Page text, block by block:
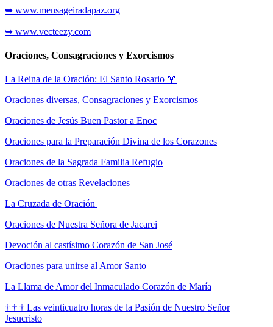
➥ www.mensageiradapaz.org
➥ www.vecteezy.com
Oraciones, Consagraciones y Exorcismos
La Reina de la Oración: El Santo Rosario 🌹
Oraciones diversas, Consagraciones y Exorcismos
Oraciones de Jesús Buen Pastor a Enoc
Oraciones para la Preparación Divina de los Corazones
Oraciones de la Sagrada Familia Refugio
Oraciones de otras Revelaciones
La Cruzada de Oración
Oraciones de Nuestra Señora de Jacarei
Devoción al castísimo Corazón de San José
Oraciones para unirse al Amor Santo
La Llama de Amor del Inmaculado Corazón de María
† † † Las veinticuatro horas de la Pasión de Nuestro Señor
Jesucristo